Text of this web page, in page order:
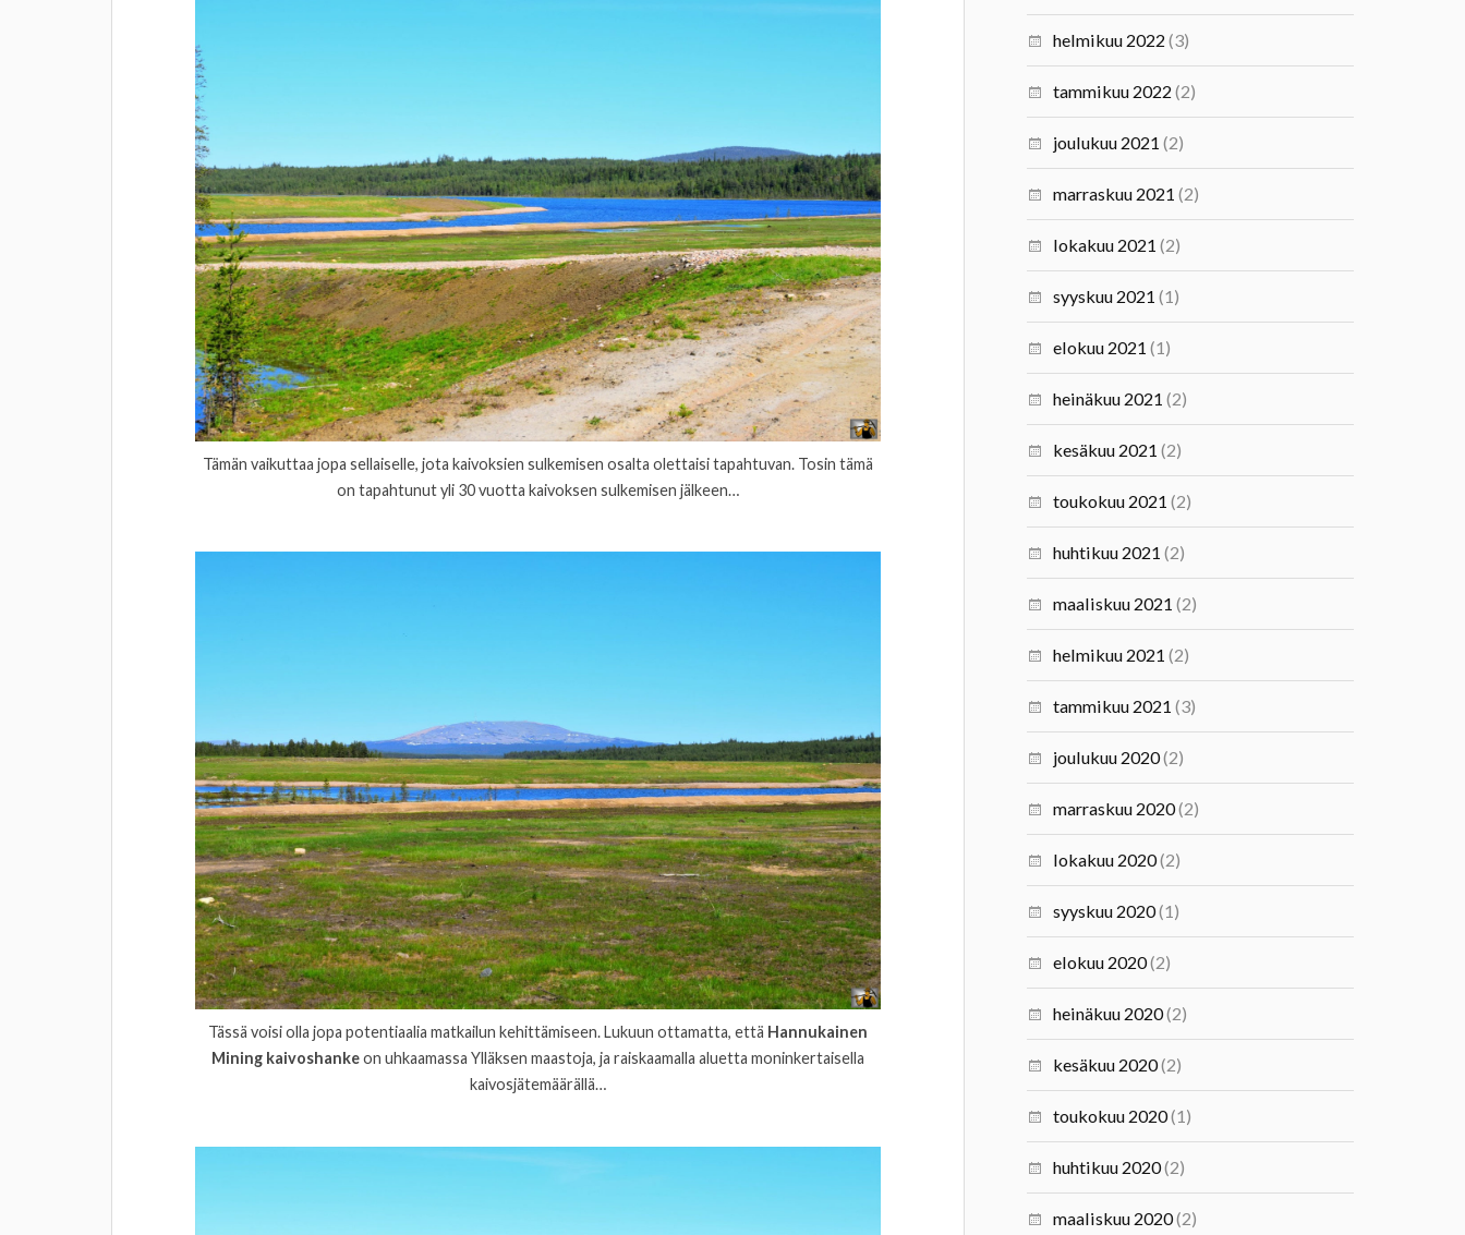
Tämän vaikuttaa jopa sellaiselle, jota kaivoksien sulkemisen osalta olettaisi tapahtuvan. Tosin tämä
on tapahtunut yli 30 vuotta kaivoksen sulkemisen jälkeen…
Tässä voisi olla jopa potentiaalia matkailun kehittämiseen. Lukuun ottamatta, että Hannukainen
Mining kaivoshankeon uhkaamassa Ylläksen maastoja, ja raiskaamalla aluetta moninkertaisella
kaivosjätemäärällä…
helmikuu 2022 (3)
tammikuu 2022 (2)
joulukuu 2021 (2)
marraskuu 2021 (2)
lokakuu 2021 (2)
syyskuu 2021 (1)
elokuu 2021 (1)
heinäkuu 2021 (2)
kesäkuu 2021 (2)
toukokuu 2021 (2)
huhtikuu 2021 (2)
maaliskuu 2021 (2)
helmikuu 2021 (2)
tammikuu 2021 (3)
joulukuu 2020(2)
marraskuu 2020(2)
lokakuu 2020(2)
syyskuu 2020(1)
elokuu 2020(2)
heinäkuu 2020(2)
kesäkuu 2020(2)
toukokuu 2020(1)
huhtikuu 2020(2)
maaliskuu 2020(2)